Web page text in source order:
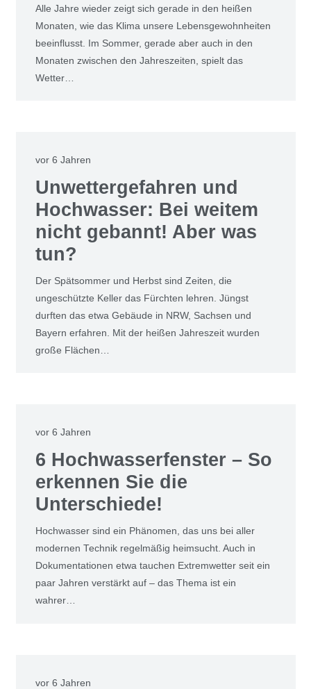
Alle Jahre wieder zeigt sich gerade in den heißen
Monaten, wie das Klima unsere Lebensgewohnheiten
beeinflusst. Im Sommer, gerade aber auch in den
Monaten zwischen den Jahreszeiten, spielt das
Wetter…
vor 6 Jahren
Unwettergefahren und
Hochwasser: Bei weitem
nicht gebannt! Aber was
tun?
Der Spätsommer und Herbst sind Zeiten, die
ungeschützte Keller das Fürchten lehren. Jüngst
durften das etwa Gebäude in NRW, Sachsen und
Bayern erfahren. Mit der heißen Jahreszeit wurden
große Flächen…
vor 6 Jahren
6 Hochwasserfenster – So
erkennen Sie die
Unterschiede!
Hochwasser sind ein Phänomen, das uns bei aller
modernen Technik regelmäßig heimsucht. Auch in
Dokumentationen etwa tauchen Extremwetter seit ein
paar Jahren verstärkt auf – das Thema ist ein
wahrer…
vor 6 Jahren